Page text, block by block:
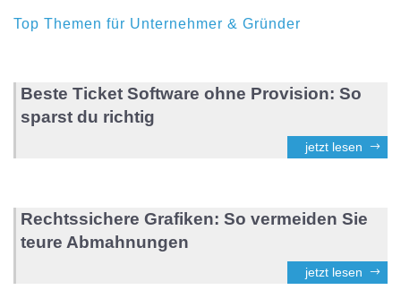
Top Themen für Unternehmer & Gründer
Beste Ticket Software ohne Provision: So
sparst du richtig
jetzt lesen
Rechtssichere Grafiken: So vermeiden Sie
teure Abmahnungen
jetzt lesen